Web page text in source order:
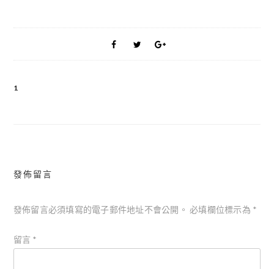
文
1
發佈留言
發佈留言必須填寫的電子郵件地址不會公開。 必填欄位標示為 *
留言 *